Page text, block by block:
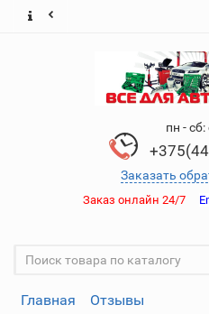
пн -
Заказать
Заказ онлайн 24/7
Главная Отзывы